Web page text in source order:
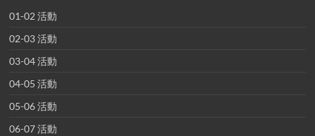
01-02 活動
02-03 活動
03-04 活動
04-05 活動
05-06 活動
06-07 活動